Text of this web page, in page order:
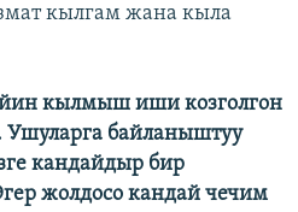
кылгам жана кыла
кылмыш иши козголгон
Ушуларга байланыштуу
кандайдыр бир
жолдосо кандай чечим